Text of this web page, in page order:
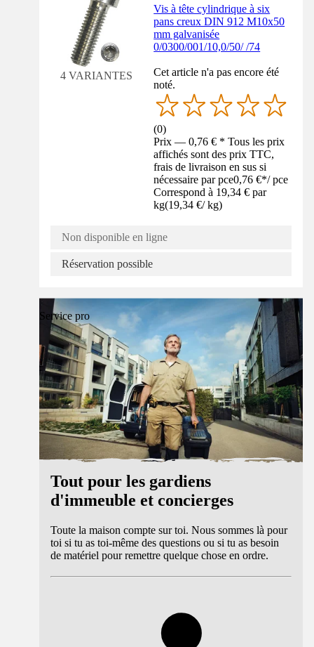
4 VARIANTES
Vis à tête cylindrique à six
pans creux DIN 912 M10x50
mm galvanisée
0/0300/001/10,0/50/ /74
Cet article n'a pas encore été
noté.
(0)
Prix — 0,76 € * Tous les prix
affichés sont des prix TTC,
frais de livraison en sus si
nécessaire par pce0,76 €*/ pce
Correspond à 19,34 € par
kg(19,34 €/ kg)
Non disponible en ligne
Réservation possible
Service pro
Tout pour les gardiens
d'immeuble et concierges
Toute la maison compte sur toi. Nous sommes là pour
toi si tu as toi-même des questions ou si tu as besoin
de matériel pour remettre quelque chose en ordre.